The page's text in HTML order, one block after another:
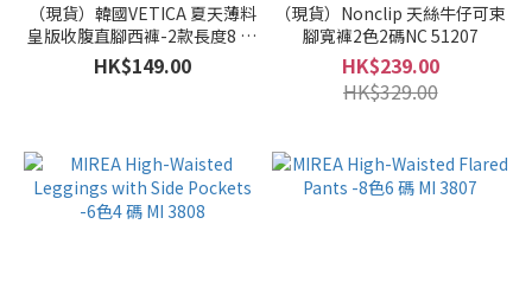
（現貨）韓國VETICA 夏天薄料
皇版收腹直腳西褲-2款長度8 色
4 碼 VT 36183
HK$149.00
（現貨）Nonclip 天絲牛仔可束
腳寬褲2色2碼NC 51207
HK$239.00
HK$329.00